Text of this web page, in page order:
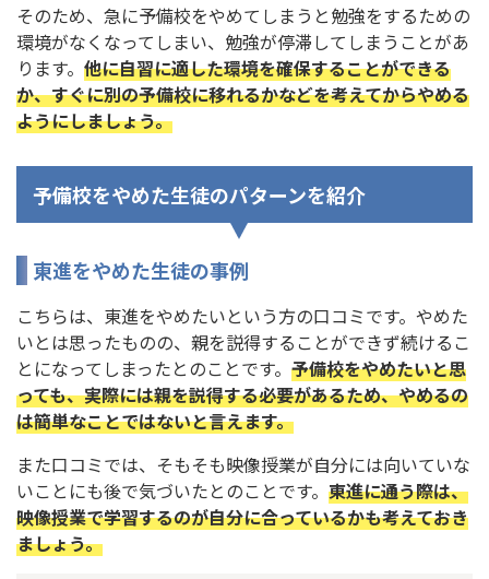
そのため、急に予備校をやめてしまうと勉強をするための
環境がなくなってしまい、勉強が停滞してしまうことがあ
ります。 他に自習に適した環境を確保することができる
か、すぐに別の予備校に移れるかなどを考えてからやめる
ようにしましょう。
予備校をやめた生徒のパターンを紹介
東進をやめた生徒の事例
こちらは、東進をやめたいという方の口コミです。やめた
いとは思ったものの、親を説得することができず続けるこ
とになってしまったとのことです。 予備校をやめたいと思
っても、実際には親を説得する必要があるため、やめるの
は簡単なことではないと言えます。
また口コミでは、そもそも映像授業が自分には向いていな
いことにも後で気づいたとのことです。 東進に通う際は、
映像授業で学習するのが自分に合っているかも考えておき
ましょう。